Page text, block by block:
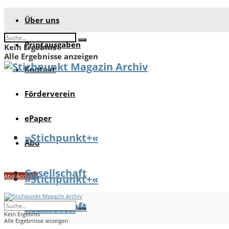
Über uns
Printausgaben
Kontakt
Förderverein
ePaper
Abo
Abo Account
Kein Ergebnis
Alle Ergebnisse anzeigen
»Stichpunkt+«
Gesellschaft
Feuilleton
»Stichpunkt+«
Gesellschaft
Kein Ergebnis
Alle Ergebnisse anzeigen